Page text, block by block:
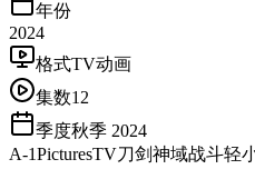
年份
2024
格式TV动画
集数12
季度秋季 2024
A-1PicturesTV刀剑神域战斗轻